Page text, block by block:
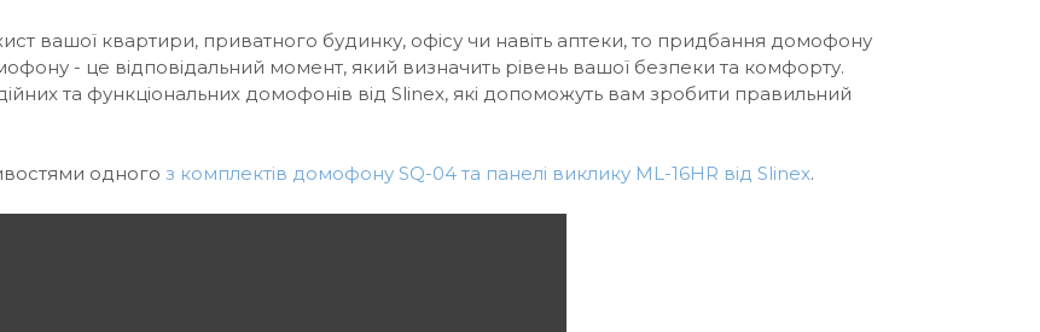
вашої квартири, приватного будинку, офісу чи навіть аптеки, то придбання домофону
- це відповідальний момент, який визначить рівень вашої безпеки та комфорту.
та функціональних домофонів від Slinex, які допоможуть вам зробити правильний
одного з комплектів домофону SQ-04 та панелі виклику ML-16HR від Slinex.